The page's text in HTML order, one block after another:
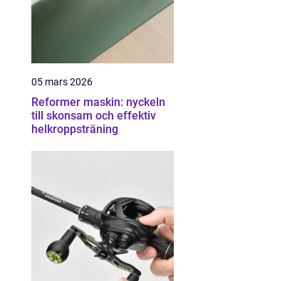
05 mars 2026
Reformer maskin: nyckeln
till skonsam och effektiv
helkroppsträning